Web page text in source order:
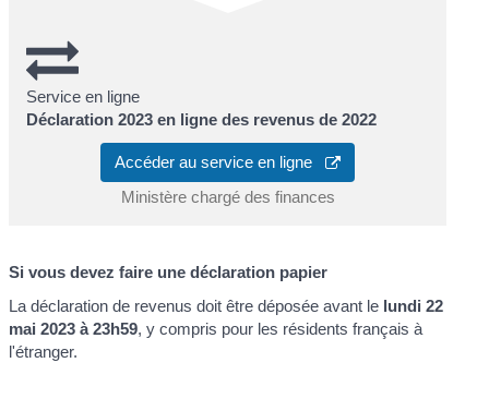
Service en ligne
Déclaration 2023 en ligne des revenus de 2022
Accéder au service en ligne
Ministère chargé des finances
Si vous devez faire une déclaration papier
La déclaration de revenus doit être déposée avant le lundi 22
mai 2023 à 23h59, y compris pour les résidents français à
l'étranger.